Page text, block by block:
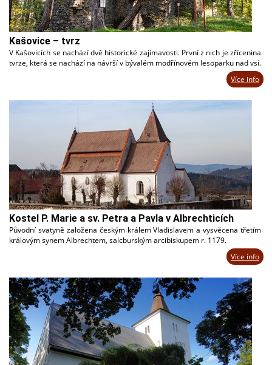
Kašovice – tvrz
V Kašovicích se nachází dvě historické zajímavosti. První z nich je zřícenina
tvrze, která se nachází na návrší v bývalém modřínovém lesoparku nad vsí.
Více info
Kostel P. Marie a sv. Petra a Pavla v Albrechticích
Původní svatyně založena českým králem Vladislavem a vysvěcena třetím
královým synem Albrechtem, salcburským arcibiskupem r. 1179.
Více info